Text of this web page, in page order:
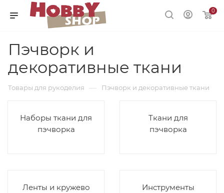
0
Пэчворк и
декоративные ткани
Товары для рукоделия — Пэчворк и декоративные ткани
Наборы ткани для
пэчворка
Ткани для
пэчворка
Ленты и кружево Инструменты